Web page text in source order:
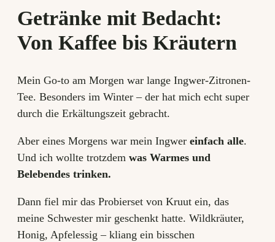
Getränke mit Bedacht:
Von Kaffee bis Kräutern
Mein Go-to am Morgen war lange Ingwer-Zitronen-
Tee. Besonders im Winter – der hat mich echt super
durch die Erkältungszeit gebracht.
Aber eines Morgens war mein Ingwer einfach alle.
Und ich wollte trotzdem was Warmes und
Belebendes trinken.
Dann fiel mir das Probierset von Kruut ein, das
meine Schwester mir geschenkt hatte. Wildkräuter,
Honig, Apfelessig – kliang ein bisschen